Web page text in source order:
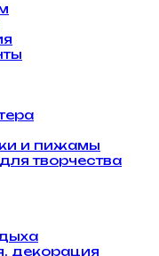
и пижамы
творчества
декорация